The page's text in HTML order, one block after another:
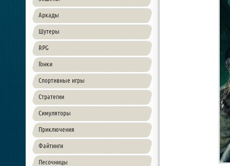
Аркады
Шутеры
RPG
Гонки
Спортивные игры
Стратегии
Симуляторы
Приключения
Файтинги
Песочницы